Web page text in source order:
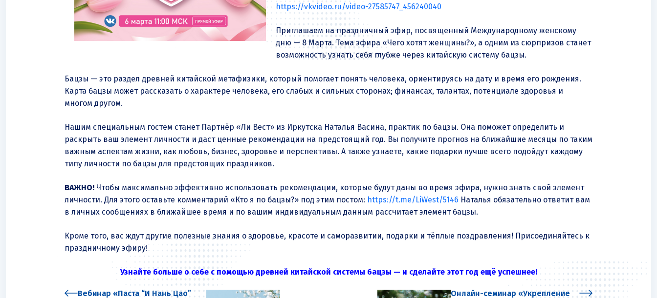
https://vkvideo.ru/video-27585747_456240040
Приглашаем на праздничный эфир, посвященный Международному женскому
дню — 8 Марта. Тема эфира «Чего хотят женщины?», а одним из сюрпризов станет
возможность узнать себя глубже через китайскую систему бацзы.
Бацзы — это раздел древней китайской метафизики, который помогает понять человека, ориентируясь на дату и время его рождения.
Карта бацзы может рассказать о характере человека, его слабых и сильных сторонах; финансах, талантах, потенциале здоровья и
многом другом.
Нашим специальным гостем станет Партнёр «Ли Вест» из Иркутска Наталья Васина, практик по бацзы. Она поможет определить и
раскрыть ваш элемент личности и даст ценные рекомендации на предстоящий год. Вы получите прогноз на ближайшие месяцы по таким
важным аспектам жизни, как любовь, бизнес, здоровье и перспективы. А также узнаете, какие подарки лучше всего подойдут каждому
типу личности по бацзы для предстоящих праздников.
ВАЖНО! Чтобы максимально эффективно использовать рекомендации, которые будут даны во время эфира, нужно знать свой элемент
личности. Для этого оставьте комментарий «Кто я по бацзы?» под этим постом: https://t.me/LiWest/5146 Наталья обязательно ответит вам
в личных сообщениях в ближайшее время и по вашим индивидуальным данным рассчитает элемент бацзы.
Кроме того, вас ждут другие полезные знания о здоровье, красоте и саморазвитии, подарки и тёплые поздравления! Присоединяйтесь к
праздничному эфиру!
Узнайте больше о себе с помощью древней китайской системы бацзы — и сделайте этот год ещё успешнее!
Вебинар «Паста “И Нань Цао”
Онлайн-семинар «Укрепление